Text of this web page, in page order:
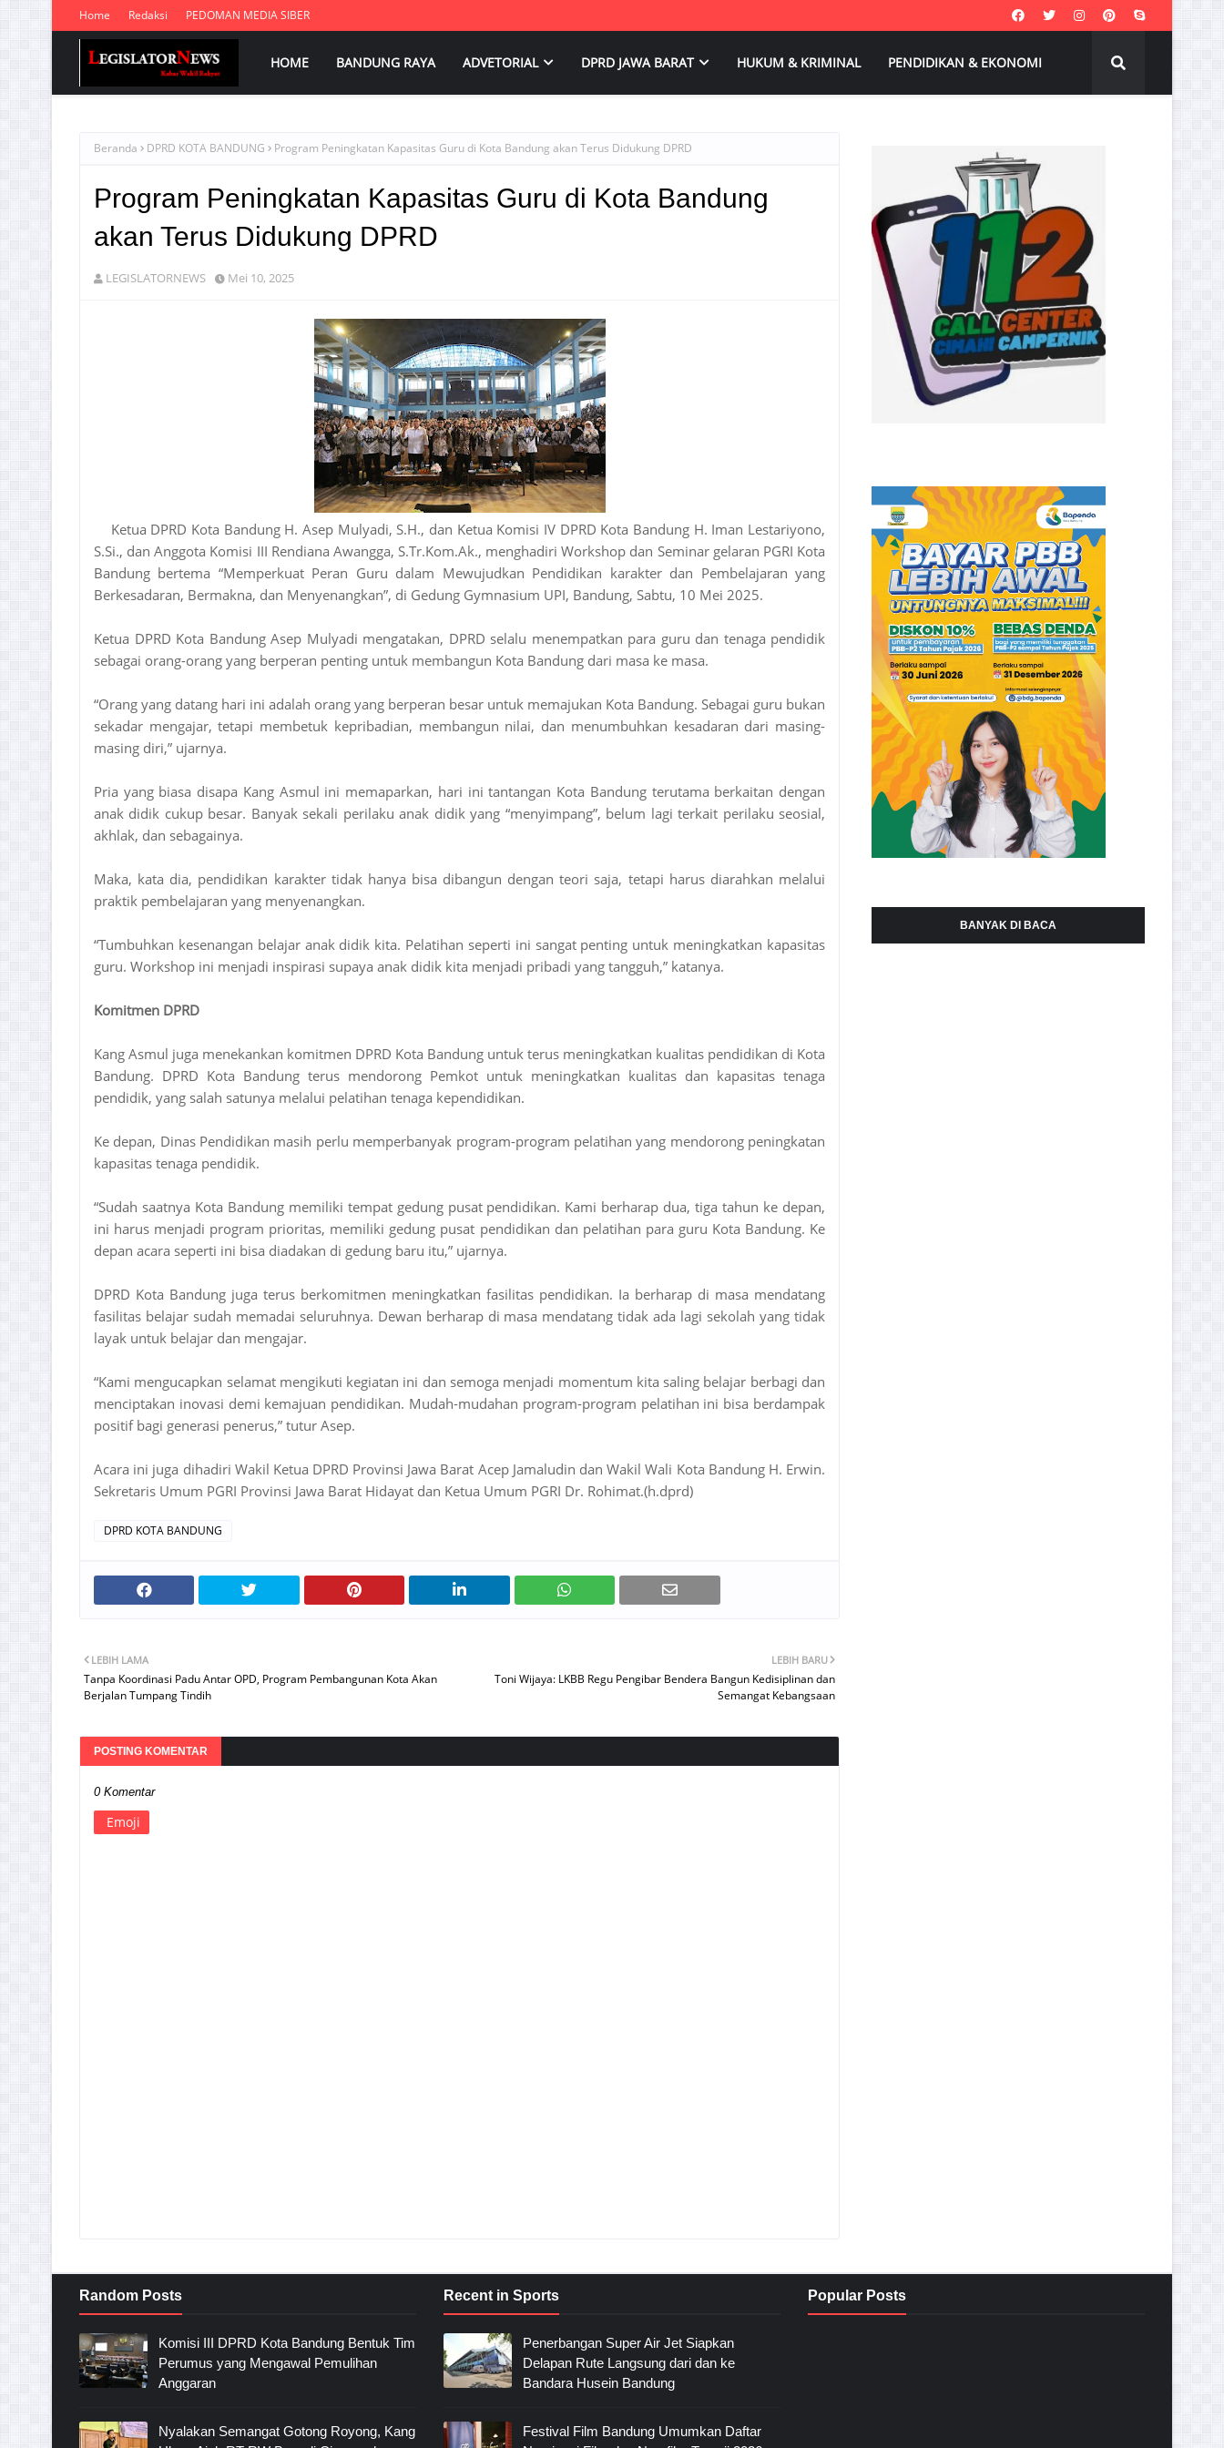
Home Redaksi PEDOMAN MEDIA SIBER
HOME BANDUNG RAYA ADVETORIAL DPRD JAWA BARAT HUKUM & KRIMINAL PENDIDIKAN & EKONOMI
Beranda DPRD KOTA BANDUNG Program Peningkatan Kapasitas Guru di Kota Bandung akan Terus Didukung DPRD
Program Peningkatan Kapasitas Guru di Kota Bandung
akan Terus Didukung DPRD
LEGISLATORNEWS Mei 10, 2025
Ketua DPRD Kota Bandung H. Asep Mulyadi, S.H., dan Ketua Komisi IV DPRD Kota Bandung H. Iman Lestariyono,
S.Si., dan Anggota Komisi III Rendiana Awangga, S.Tr.Kom.Ak., menghadiri Workshop dan Seminar gelaran PGRI Kota
Bandung bertema “Memperkuat Peran Guru dalam Mewujudkan Pendidikan karakter dan Pembelajaran yang
Berkesadaran, Bermakna, dan Menyenangkan”, di Gedung Gymnasium UPI, Bandung, Sabtu, 10 Mei 2025.
Ketua DPRD Kota Bandung Asep Mulyadi mengatakan, DPRD selalu menempatkan para guru dan tenaga pendidik
sebagai orang-orang yang berperan penting untuk membangun Kota Bandung dari masa ke masa.
“Orang yang datang hari ini adalah orang yang berperan besar untuk memajukan Kota Bandung. Sebagai guru bukan
sekadar mengajar, tetapi membetuk kepribadian, membangun nilai, dan menumbuhkan kesadaran dari masing-
masing diri,” ujarnya.
Pria yang biasa disapa Kang Asmul ini memaparkan, hari ini tantangan Kota Bandung terutama berkaitan dengan
anak didik cukup besar. Banyak sekali perilaku anak didik yang “menyimpang”, belum lagi terkait perilaku seosial,
akhlak, dan sebagainya.
Maka, kata dia, pendidikan karakter tidak hanya bisa dibangun dengan teori saja, tetapi harus diarahkan melalui
praktik pembelajaran yang menyenangkan.
“Tumbuhkan kesenangan belajar anak didik kita. Pelatihan seperti ini sangat penting untuk meningkatkan kapasitas
guru. Workshop ini menjadi inspirasi supaya anak didik kita menjadi pribadi yang tangguh,” katanya.
Komitmen DPRD
Kang Asmul juga menekankan komitmen DPRD Kota Bandung untuk terus meningkatkan kualitas pendidikan di Kota
Bandung. DPRD Kota Bandung terus mendorong Pemkot untuk meningkatkan kualitas dan kapasitas tenaga
pendidik, yang salah satunya melalui pelatihan tenaga kependidikan.
Ke depan, Dinas Pendidikan masih perlu memperbanyak program-program pelatihan yang mendorong peningkatan
kapasitas tenaga pendidik.
“Sudah saatnya Kota Bandung memiliki tempat gedung pusat pendidikan. Kami berharap dua, tiga tahun ke depan,
ini harus menjadi program prioritas, memiliki gedung pusat pendidikan dan pelatihan para guru Kota Bandung. Ke
depan acara seperti ini bisa diadakan di gedung baru itu,” ujarnya.
DPRD Kota Bandung juga terus berkomitmen meningkatkan fasilitas pendidikan. Ia berharap di masa mendatang
fasilitas belajar sudah memadai seluruhnya. Dewan berharap di masa mendatang tidak ada lagi sekolah yang tidak
layak untuk belajar dan mengajar.
“Kami mengucapkan selamat mengikuti kegiatan ini dan semoga menjadi momentum kita saling belajar berbagi dan
menciptakan inovasi demi kemajuan pendidikan. Mudah-mudahan program-program pelatihan ini bisa berdampak
positif bagi generasi penerus,” tutur Asep.
Acara ini juga dihadiri Wakil Ketua DPRD Provinsi Jawa Barat Acep Jamaludin dan Wakil Wali Kota Bandung H. Erwin.
Sekretaris Umum PGRI Provinsi Jawa Barat Hidayat dan Ketua Umum PGRI Dr. Rohimat.(h.dprd)
DPRD KOTA BANDUNG
LEBIH BARU
Toni Wijaya: LKBB Regu Pengibar Bendera Bangun Kedisiplinan dan
Semangat Kebangsaan
LEBIH LAMA
Tanpa Koordinasi Padu Antar OPD, Program Pembangunan Kota Akan
Berjalan Tumpang Tindih
POSTING KOMENTAR
0 Komentar
Emoji
BANYAK DI BACA
Random Posts
Komisi III DPRD Kota Bandung Bentuk Tim
Perumus yang Mengawal Pemulihan
Anggaran
Nyalakan Semangat Gotong Royong, Kang
Recent in Sports
Penerbangan Super Air Jet Siapkan
Delapan Rute Langsung dari dan ke
Bandara Husein Bandung
Festival Film Bandung Umumkan Daftar
Popular Posts